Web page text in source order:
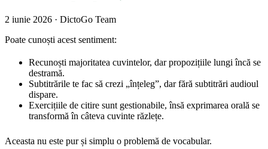
2 iunie 2026 · DictoGo Team
Poate cunoști acest sentiment:
Recunoști majoritatea cuvintelor, dar propozițiile lungi încă se
destramă.
Subtitrările te fac să crezi „înțeleg”, dar fără subtitrări audioul
dispare.
Exercițiile de citire sunt gestionabile, însă exprimarea orală se
transformă în câteva cuvinte răzlețe.
Aceasta nu este pur și simplu o problemă de vocabular.